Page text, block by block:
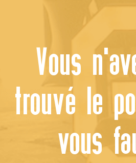
Vous
trouvé le
vous